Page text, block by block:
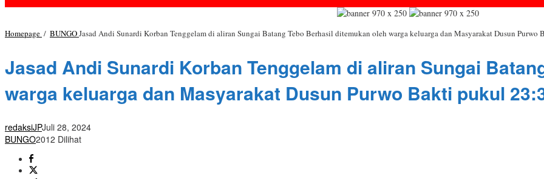
Homepage / BUNGOJasad Andi Sunardi Korban Tenggelam di aliran Sungai Batang Tebo Berhasil ditemukan oleh warga keluarga dan Masyarakat Dusun
Jasad Andi Sunardi Korban Tenggelam di aliran Sungai
warga keluarga dan Masyarakat Dusun Purwo Bakti pukul
redaksiJPJuli 28, 2024
BUNGO2012 Dilihat